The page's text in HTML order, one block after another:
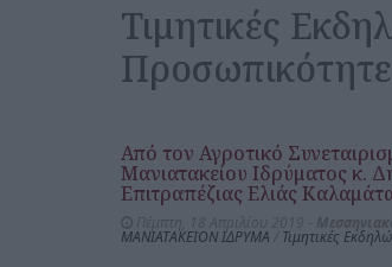
Τιμητικές
Από τον Αγροτικό
Μανιατακείου Ιδρύματος κ.
Επιτραπέζιας Ελιάς
ΜΑΝΙΑΤΑΚΕΙΟΝ ΙΔΡΥΜΑ Τιμητικές